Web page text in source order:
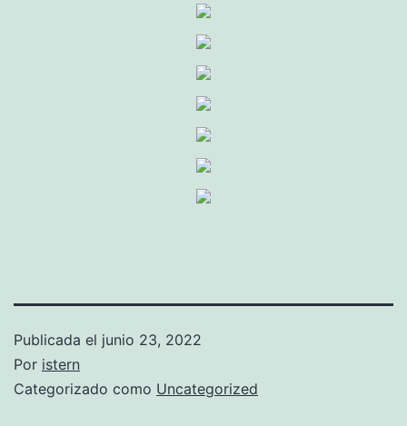
Publicada el junio 23, 2022
Por istern
Categorizado como Uncategorized